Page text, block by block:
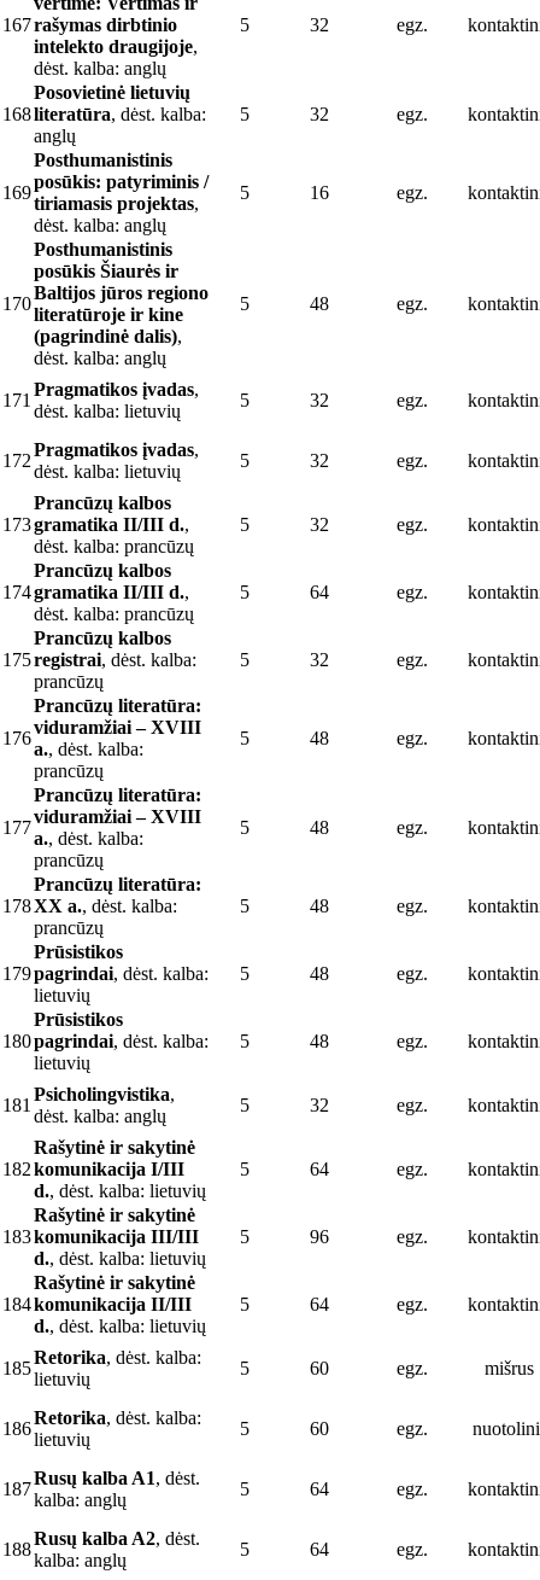
167rašymas dirbtinio
intelekto draugijoje,
dėst. kalba: anglų
5 32 egz.
168
Posovietinė lietuvių
literatūra, dėst. kalba:
anglų
5 32 egz.
169
Posthumanistinis
posūkis: patyriminis /
tiriamasis projektas,
dėst. kalba: anglų
5 16 egz.
170
Posthumanistinis
posūkis Šiaurės ir
Baltijos jūros regiono
literatūroje ir kine
(pagrindinė dalis),
dėst. kalba: anglų
5 48 egz.
171
Pragmatikos įvadas,
dėst. kalba: lietuvių
5 32 egz.
172
Pragmatikos įvadas,
dėst. kalba: lietuvių
5 32 egz.
173
Prancūzų kalbos
gramatika II/III d.,
dėst. kalba: prancūzų
5 32 egz.
174
Prancūzų kalbos
gramatika II/III d.,
dėst. kalba: prancūzų
5 64 egz.
175
Prancūzų kalbos
registrai, dėst. kalba:
prancūzų
5 32 egz.
176
Prancūzų literatūra:
viduramžiai – XVIII
a., dėst. kalba:
prancūzų
5 48 egz.
177
Prancūzų literatūra:
viduramžiai – XVIII
a., dėst. kalba:
prancūzų
5 48 egz.
178
Prancūzų literatūra:
XX a., dėst. kalba:
prancūzų
5 48 egz.
179
Prūsistikos
pagrindai, dėst. kalba:
lietuvių
5 48 egz.
180
Prūsistikos
pagrindai, dėst. kalba:
lietuvių
5 48 egz.
181
Psicholingvistika,
dėst. kalba: anglų
5 32 egz.
182
Rašytinė ir sakytinė
komunikacija I/III
d., dėst. kalba: lietuvių
5 64 egz.
183
Rašytinė ir sakytinė
komunikacija III/III
d., dėst. kalba: lietuvių
5 96 egz.
184
Rašytinė ir sakytinė
komunikacija II/III
d., dėst. kalba: lietuvių
5 64 egz.
185
Retorika, dėst. kalba:
lietuvių
5 60 egz. mišrus
186
Retorika, dėst. kalba:
lietuvių
5 60 egz.
187
Rusų kalba A1, dėst.
kalba: anglų
5 64 egz.
188
Rusų kalba A2, dėst.
kalba: anglų
5 64 egz.